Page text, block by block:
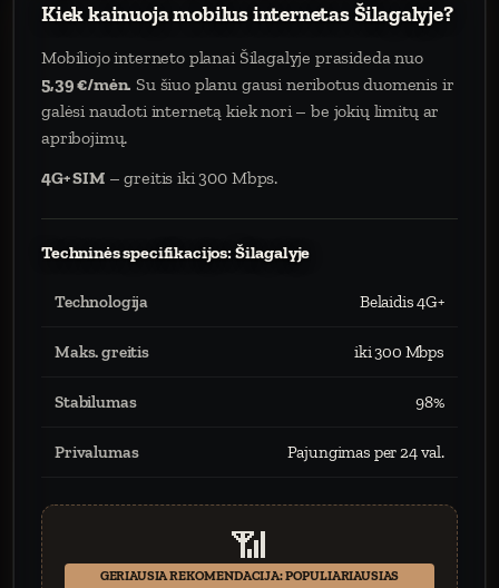
Kiek kainuoja mobilus internetas Šilagalyje?
Mobiliojo interneto planai Šilagalyje prasideda nuo
5,39 €/mėn. Su šiuo planu gausi neribotus duomenis ir
galėsi naudoti internetą kiek nori – be jokių limitų ar
apribojimų.
4G+ SIM– greitis iki 300 Mbps.
Techninės specifikacijos: Šilagalyje
Technologija Belaidis 4G+
Maks. greitis iki 300 Mbps
Stabilumas 98%
Privalumas Pajungimas per 24 val.
📶
GERIAUSIA REKOMENDACIJA: POPULIARIAUSIAS